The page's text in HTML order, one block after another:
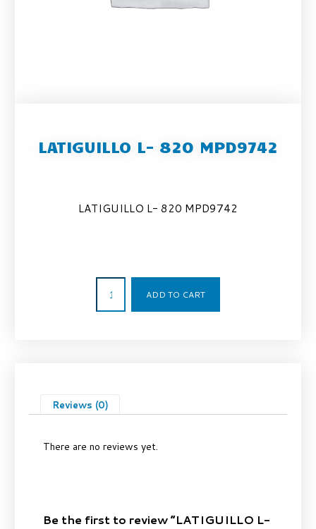
LATIGUILLO L- 820 MPD9742
LATIGUILLO L- 820 MPD9742
ADD TO CART
Reviews (0)
There are no reviews yet.
Be the first to review “LATIGUILLO L-